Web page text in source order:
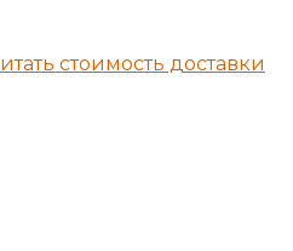
стоимость доставки